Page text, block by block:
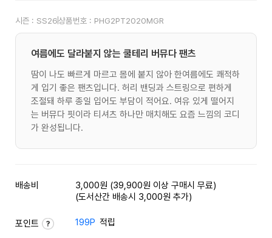
시즌 : SS26상품번호 : PHG2PT2020MGR
여름에도 달라붙지 않는 쿨테리 버뮤다 팬츠
땀이 나도 빠르게 마르고 몸에 붙지 않아 한여름에도 쾌적하
게 입기 좋은 팬츠입니다. 허리 밴딩과 스트링으로 편하게
조절돼 하루 종일 입어도 부담이 적어요. 여유 있게 떨어지
는 버뮤다 핏이라 티셔츠 하나만 매치해도 요즘 느낌의 코디
가 완성됩니다.
배송비
3,000원 (39,900원 이상 구매시 무료)
(도서산간 배송시 3,000원 추가)
포인트 199P 적립